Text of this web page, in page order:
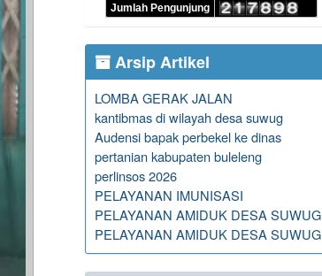
Jumlah Pengunjung
Arsip Artikel
LOMBA GERAK JALAN
kantibmas di wilayah desa suwug
Audensi bapak perbekel ke dinas
pertanian kabupaten buleleng
perlinsos 2026
PELAYANAN IMUNISASI
PELAYANAN AMIDUK DESA SUWUG
PELAYANAN AMIDUK DESA SUWUG